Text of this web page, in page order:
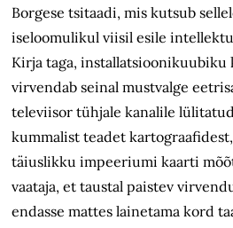
Borgese tsitaadi, mis kutsub
iseloomulikul viisil esile
Kirja taga, installatsioonikuubiku
virvendab seinal mustvalge
televiisor tühjale kanalile
kummalist teadet
täiuslikku impeeriumi kaarti
vaataja, et taustal paistev
endasse mattes lainetama kord